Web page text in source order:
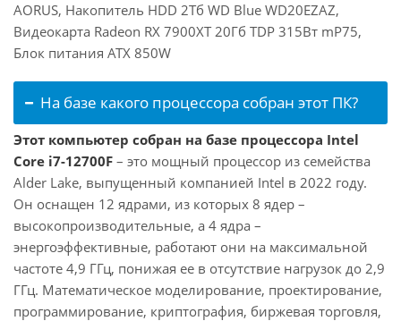
AORUS, Накопитель HDD 2Тб WD Blue WD20EZAZ,
Видеокарта Radeon RX 7900XT 20Гб TDP 315Вт mP75,
Блок питания ATX 850W
На базе какого процессора собран этот ПК?
Этот компьютер собран на базе процессора Intel
Core i7-12700F – это мощный процессор из семейства
Alder Lake, выпущенный компанией Intel в 2022 году.
Он оснащен 12 ядрами, из которых 8 ядер –
высокопроизводительные, а 4 ядра –
энергоэффективные, работают они на максимальной
частоте 4,9 ГГц, понижая ее в отсутствие нагрузок до 2,9
ГГц. Математическое моделирование, проектирование,
программирование, криптография, биржевая торговля,